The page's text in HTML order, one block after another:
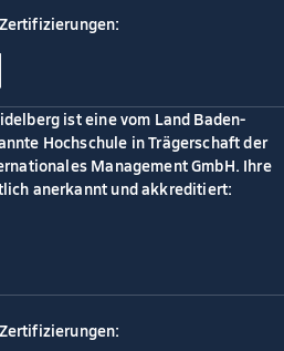
ist eine vom Land Baden-
Hochschule in Trägerschaft der
Management GmbH. Ihre
anerkannt und akkreditiert: